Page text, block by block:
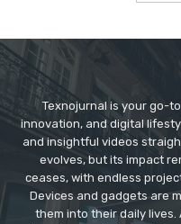
Texnojurnal is your go-
innovation, and digital
and insightful videos
evolves, but its impact
ceases, with endless
Devices and gadgets are
them into their daily